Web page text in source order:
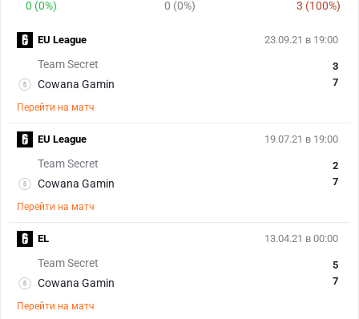
0 (0%) 0 (0%) 3 (100%)
23.09.21 в 19:00
Team Secret
Cowana Gamin
3
7
Перейти на матч
EU League
19.07.21 в 19:00
Team Secret
Cowana Gamin
2
7
Перейти на матч
EU League
13.04.21 в 00:00
Team Secret
Cowana Gamin
5
7
Перейти на матч
EL